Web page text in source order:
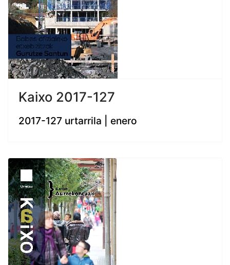
Kaixo 2017-127
2017-127 urtarrila | enero